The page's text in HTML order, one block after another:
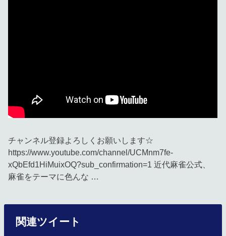
チャンネル登録よろしくお願いします☆
https://www.youtube.com/channel/UCMnm7fe-
xQbEfd1HiMuixOQ?sub_confirmation=1 近代麻雀公式、
麻雀をテーマに色んな …
関連ツイート